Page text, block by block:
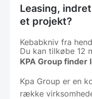
Leasing,
et projekt?
Kebabkniv fra
Du kan tilkøbe 12
KPA Group finder
Kpa Group er en
række